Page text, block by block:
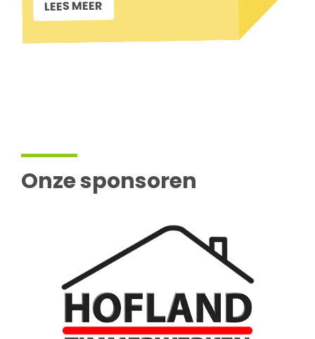
LEES MEER
Onze sponsoren